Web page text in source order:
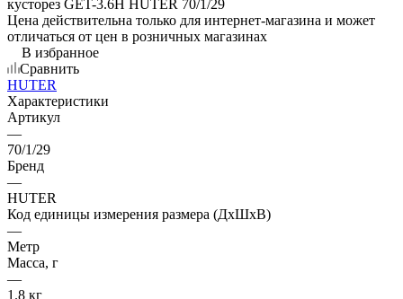
Цена действительна только для интернет-магазина и может
отличаться от цен в розничных магазинах
В избранное
Сравнить
HUTER
Характеристики
Артикул
—
70/1/29
Бренд
—
HUTER
Код единицы измерения размера (ДхШхВ)
—
Метр
Масса, г
—
1.8 кг